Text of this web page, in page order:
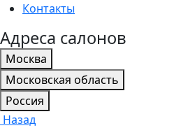
Контакты
Адреса салонов
Москва
Московская область
Россия
Назад